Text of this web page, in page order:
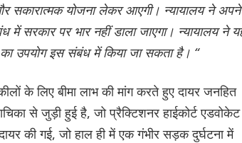
सकारात्मक योजना लेकर आएगी। न्यायालय ने अपने
सरकार पर भार नहीं डाला जाएगा। न्यायालय ने
उपयोग इस संबंध में किया जा सकता है। “
के लिए बीमा लाभ की मांग करते हुए दायर जनहित
से जुड़ी हुई है, जो प्रैक्टिशनर हाईकोर्ट एडवोकेट
दायर की गई, जो हाल ही में एक गंभीर सड़क दुर्घटना में